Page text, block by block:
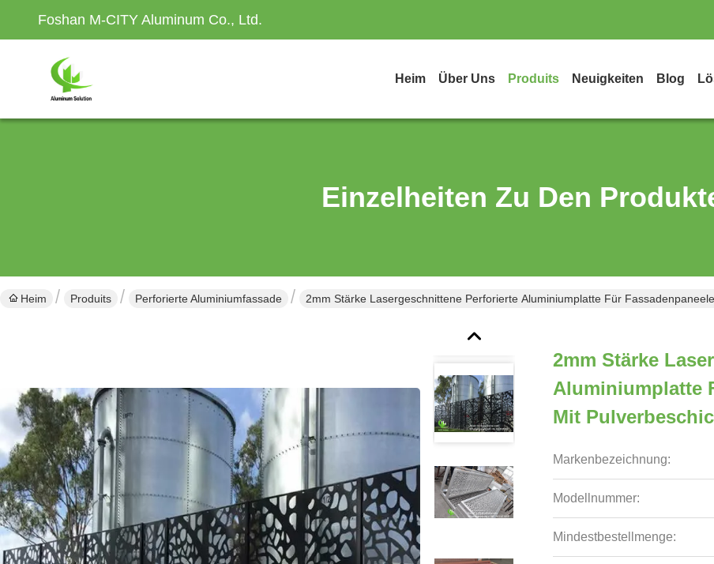
Foshan M-CITY Aluminum Co., Ltd.
Heim Über Uns Produits Neuigkeiten Blog
Einzelheiten Zu Den
Heim Produits Perforierte Aluminiumfassade 2mm Stärke Lasergeschnittene Perforierte Aluminiumplatte Für
2mm Stärke
Aluminiumplatte
Mit
Markenbezeichnung:
Modellnummer:
Mindestbestellmenge: